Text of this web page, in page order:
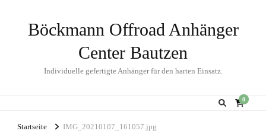
Böckmann Offroad Anhänger
Center Bautzen
Individuelle gefertigte Anhänger für den harten Einsatz.
0
Startseite IMG_20210107_161057.jpg